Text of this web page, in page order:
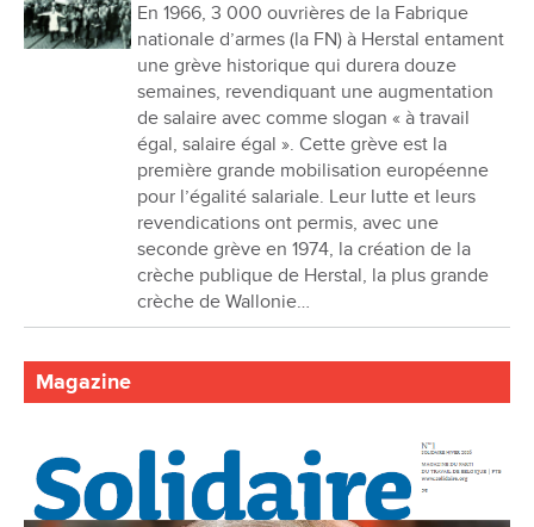
En 1966, 3 000 ouvrières de la Fabrique
nationale d’armes (la FN) à Herstal entament
une grève historique qui durera douze
semaines, revendiquant une augmentation
de salaire avec comme slogan « à travail
égal, salaire égal ». Cette grève est la
première grande mobilisation européenne
pour l’égalité salariale. Leur lutte et leurs
revendications ont permis, avec une
seconde grève en 1974, la création de la
crèche publique de Herstal, la plus grande
crèche de Wallonie…
Magazine